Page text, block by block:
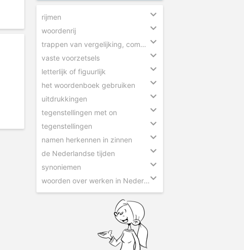
rijmen
woordenrij
trappen van vergelijking, comparatief en superlatief
vaste voorzetsels
letterlijk of figuurlijk
het woordenboek gebruiken
uitdrukkingen
tegenstellingen met on
tegenstellingen
namen herkennen in zinnen
de Nederlandse tijden
synoniemen
woorden over werken in Nederland